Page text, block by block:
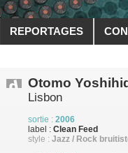
REPORTAGES
Otomo
Lisbon
sortie : 2006
label : Clean Feed
style : Jazz / Rock